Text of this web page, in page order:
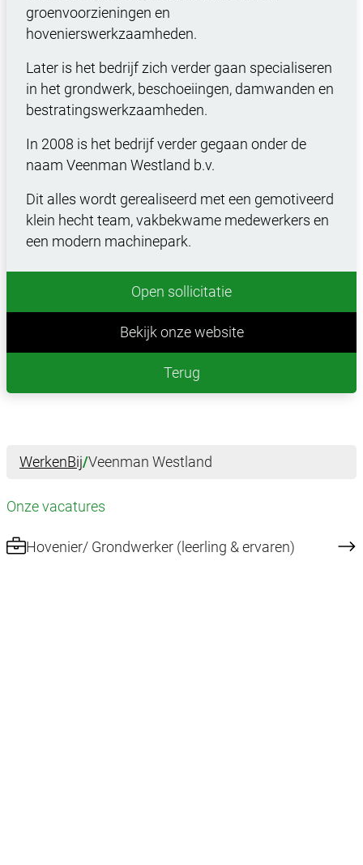
groenvoorzieningen en
hovenierswerkzaamheden.
Later is het bedrijf zich verder gaan specialiseren
in het grondwerk, beschoeiingen, damwanden en
bestratingswerkzaamheden.
In 2008 is het bedrijf verder gegaan onder de
naam Veenman Westland b.v.
Dit alles wordt gerealiseerd met een gemotiveerd
klein hecht team, vakbekwame medewerkers en
een modern machinepark.
Open sollicitatie
Bekijk onze website
Terug
WerkenBij/Veenman Westland
Onze vacatures
Hovenier/ Grondwerker (leerling & ervaren)